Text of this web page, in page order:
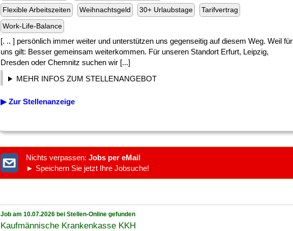
Flexible Arbeitszeiten
Weihnachtsgeld 30+ Urlaubstage
Tarifvertrag
Work-Life-Balance
[. .. ] persönlich immer weiter und unterstützen uns gegenseitig auf diesem Weg. Weil für
uns gilt: Besser gemeinsam weiterkommen. Für unseren Standort Erfurt, Leipzig,
Dresden oder Chemnitz suchen wir [...]
MEHR INFOS ZUM STELLENANGEBOT
▶ Zur Stellenanzeige
Nichts verpassen: Jobs per eMail
► Speichern Sie jetzt Ihre Jobsuche!
Job am 10.07.2026 bei Stellen-Online gefunden
Kaufmännische Krankenkasse KKH